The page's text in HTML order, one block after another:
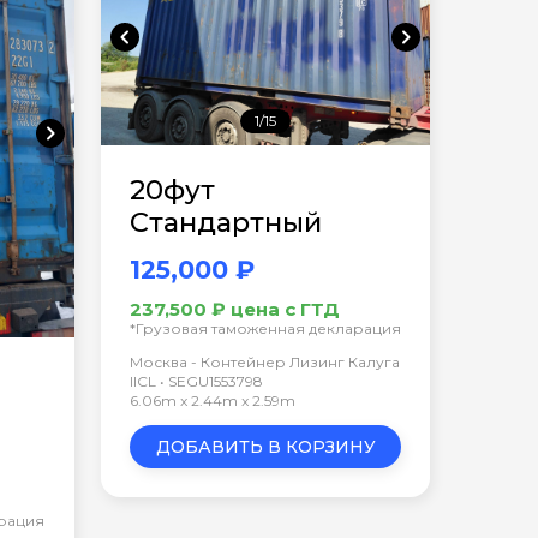
chevron_right
chevron_left chevron_right
1/15
20фут
Стандартный
125,000 ₽
237,500 ₽ цена с ГТД
*Грузовая таможенная декларация
Москва - Контейнер Лизинг Калуга
IICL • SEGU1553798
6.06m x 2.44m x 2.59m
ДОБАВИТЬ В КОРЗИНУ